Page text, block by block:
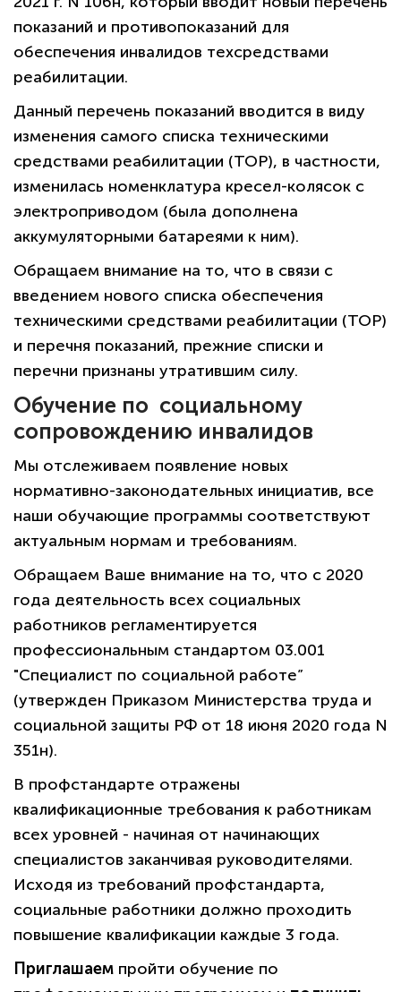
показаний и противопоказаний для
обеспечения инвалидов техсредствами
реабилитации.
Данный перечень показаний вводится в виду
изменения самого списка техническими
средствами реабилитации (ТОР), в частности,
изменилась номенклатура кресел-колясок с
электроприводом (была дополнена
аккумуляторными батареями к ним).
Обращаем внимание на то, что в связи с
введением нового списка обеспечения
техническими средствами реабилитации (ТОР)
и перечня показаний, прежние списки и
перечни признаны утратившим силу.
Обучение по социальному
сопровождению инвалидов
Мы отслеживаем появление новых
нормативно-законодательных инициатив, все
наши обучающие программы соответствуют
актуальным нормам и требованиям.
Обращаем Ваше внимание на то, что с 2020
года деятельность всех социальных
работников регламентируется
профессиональным стандартом 03.001
"Специалист по социальной работе”
(утвержден Приказом Министерства труда и
социальной защиты РФ от 18 июня 2020 года N
351н).
В профстандарте отражены
квалификационные требования к работникам
всех уровней - начиная от начинающих
специалистов заканчивая руководителями.
Исходя из требований профстандарта,
социальные работники должно проходить
повышение квалификации каждые 3 года.
Приглашаем пройти обучение по